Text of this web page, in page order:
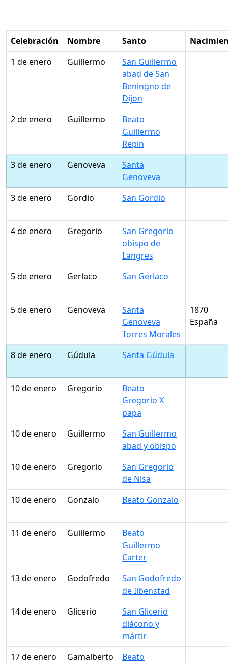
Celebración Nombre Santo
1 de enero
Guillermo
San Guillermo
abad de San
Beningno de
Dijon
2 de enero
Guillermo
Beato
Guillermo
Repin
3 de enero
Genoveva
Santa
Genoveva
3 de enero
Gordio San Gordio
4 de enero Gregorio
San Gregorio
obispo de
Langres
5 de enero
Gerlaco San Gerlaco
5 de enero Genoveva
Santa
Genoveva
Torres Morales
1870
España
8 de enero Gúdula Santa Gúdula
10 de enero Gregorio
Beato
Gregorio X
papa
10 de enero
Guillermo
San Guillermo
abad y obispo
10 de enero
Gregorio
San Gregorio
de Nisa
10 de enero
Gonzalo Beato Gonzalo
11 de enero Guillermo
Beato
Guillermo
Carter
13 de enero
Godofredo
San Godofredo
de Ilbenstad
14 de enero
Glicerio
San Glicerio
diácono y
mártir
17 de enero
Gamalberto
Beato